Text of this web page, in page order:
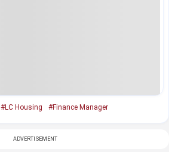
#LC Housing #Finance Manager
ADVERTISEMENT